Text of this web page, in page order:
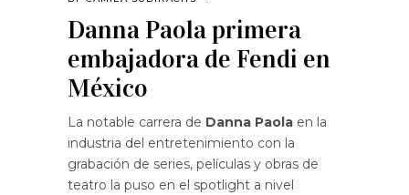
Danna Paola primera
embajadora de Fendi en
México
La notable carrera de Danna Paola en la
industria del entretenimiento con la
grabación de series, películas y obras de
teatro la puso en el spotlight a nivel